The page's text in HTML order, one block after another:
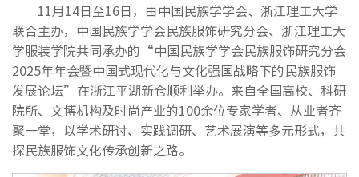
11月14日至16日，由中国民族学学会、浙江理工大学
联合主办，中国民族学学会民族服饰研究分会、浙江理工大
学服装学院共同承办的“中国民族学学会民族服饰研究分会
2025年年会暨中国式现代化与文化强国战略下的民族服饰
发展论坛”在浙江平湖新仓顺利举办。来自全国高校、科研
院所、文博机构及时尚产业的100余位专家学者、从业者齐
聚一堂，以学术研讨、实践调研、艺术展演等多元形式，共
探民族服饰文化传承创新之路。